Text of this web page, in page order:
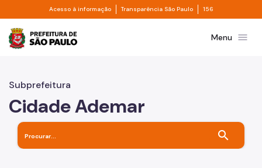
Pular para o Conteúdo principal
Acesso à informação Divisor de acesso à informação
Transparência São Paulo Divisor de
156
Prefeitura de São PauloMenu menu
Subprefeitura
Cidade Ademar
search